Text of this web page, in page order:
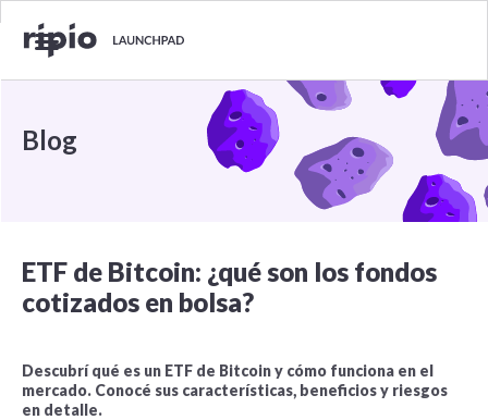
Blog
ETF de Bitcoin: ¿qué son los fondos
cotizados en bolsa?
Descubrí qué es un ETF de Bitcoin y cómo funciona en el
mercado. Conocé sus características, beneficios y riesgos
en detalle.